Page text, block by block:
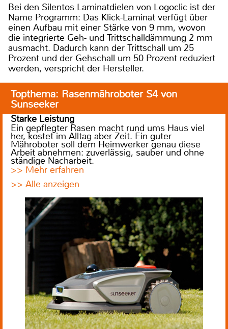
Bei den Silentos Laminatdielen von Logoclic ist der
Name Programm: Das Klick-Laminat verfügt über
einen Aufbau mit einer Stärke von 9 mm, wovon
die integrierte Geh- und Trittschalldämmung 2 mm
ausmacht. Dadurch kann der Trittschall um 25
Prozent und der Gehschall um 50 Prozent reduziert
werden, verspricht der Hersteller.
Topthema: Rasenmähroboter S4 von
Sunseeker
Starke Leistung
Ein gepflegter Rasen macht rund ums Haus viel
her, kostet im Alltag aber Zeit. Ein guter
Mähroboter soll dem Heimwerker genau diese
Arbeit abnehmen: zuverlässig, sauber und ohne
ständige Nacharbeit.
>> Mehr erfahren
>> Alle anzeigen